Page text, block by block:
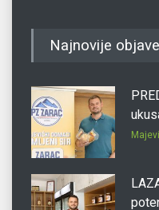
Najnovije objave